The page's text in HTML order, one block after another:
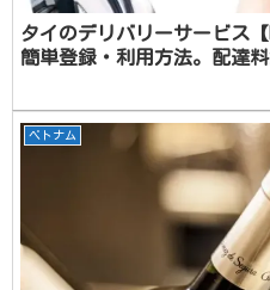
タイのデリバリーサービス【
簡単登録・利用方法。配達
ベトナム